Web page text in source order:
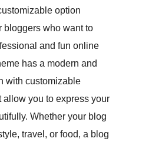
option
bloggers who want to
and fun online
has a modern and
with customizable
allow you to express your
Whether your blog
travel, or food, a blog